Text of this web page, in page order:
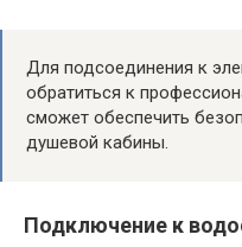
Для подсоединения к
обратиться к
сможет обеспечить
душевой кабины.
Подключение к